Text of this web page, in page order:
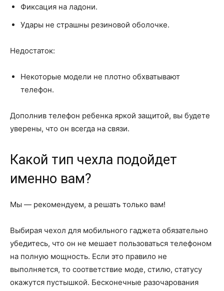
Фиксация на ладони.
Удары не страшны резиновой оболочке.
Недостаток:
Некоторые модели не плотно обхватывают
телефон.
Дополнив телефон ребенка яркой защитой, вы будете
уверены, что он всегда на связи.
Какой тип чехла подойдет
именно вам?
Мы — рекомендуем, а решать только вам!
Выбирая чехол для мобильного гаджета обязательно
убедитесь, что он не мешает пользоваться телефоном
на полную мощность. Если это правило не
выполняется, то соответствие моде, стилю, статусу
окажутся пустышкой. Бесконечные разочарования